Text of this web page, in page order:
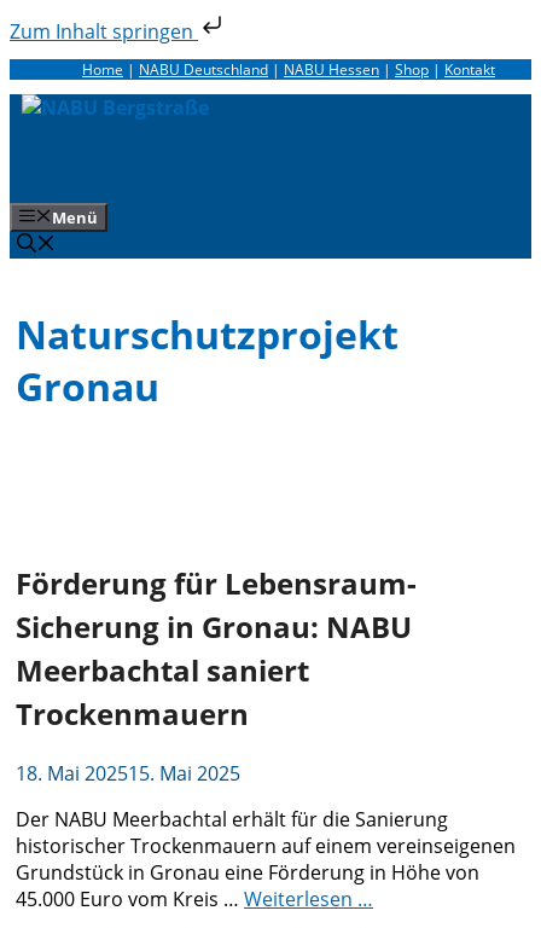
Zum Inhalt springen
Zum
Inhalt
springen
Home | NABU Deutschland | NABU Hessen | Shop | Kontakt
Menü
Naturschutzprojekt
Gronau
Förderung für Lebensraum-
Sicherung in Gronau: NABU
Meerbachtal saniert
Trockenmauern
18. Mai 202515. Mai 2025
Der NABU Meerbachtal erhält für die Sanierung
historischer Trockenmauern auf einem vereinseigenen
Grundstück in Gronau eine Förderung in Höhe von
45.000 Euro vom Kreis … Weiterlesen …